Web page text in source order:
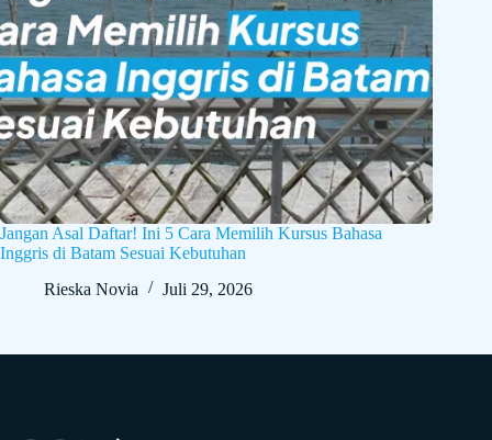
Jangan Asal Daftar! Ini 5 Cara Memilih Kursus Bahasa
Inggris di Batam Sesuai Kebutuhan
Rieska Novia
Juli 29, 2026